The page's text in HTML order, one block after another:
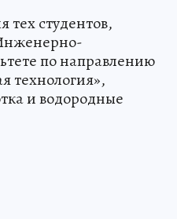
тех студентов,
по направлению
технология»,
и водородные